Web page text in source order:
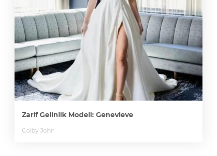
Zarif Gelinlik Modeli: Genevieve
Colby John